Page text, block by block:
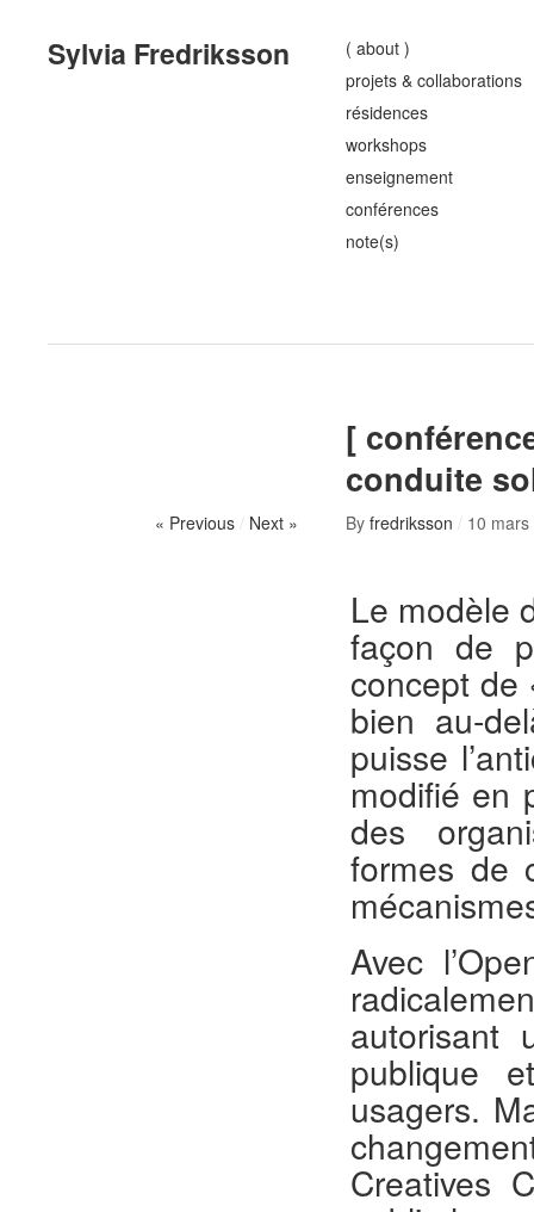
Sylvia Fredriksson
( about )
projets & collaborations
résidences
workshops
enseignement
conférences
note(s)
[
conduite
« Previous / Next » By fredriksson / 10
Le modèle
façon de
concept de
bien au-
puisse
modifié en
des
formes de
Avec
autorisant
publique
usagers.
Creatives